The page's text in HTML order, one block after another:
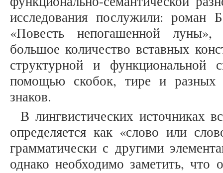
исследования послужили:
«Повесть непогашенной луны»,
большое количество вставных
структурной и функциональной
помощью скобок, тире и разных
знаков.
В лингвистических источниках
определяется как «слово или
грамматически с другими
однако необходимо заметить, что